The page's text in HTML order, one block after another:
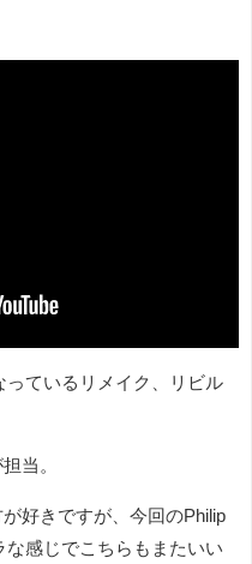
っているリメイク、リビル
当。
好きですが、今回のPhilip
感じでこちらもまたいい